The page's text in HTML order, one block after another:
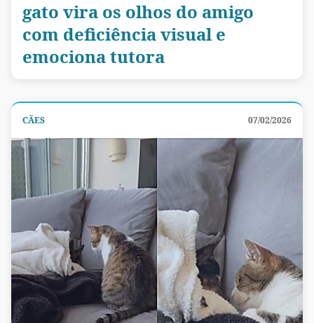
gato vira os olhos do amigo
com deficiência visual e
emociona tutora
CÃES 07/02/2026